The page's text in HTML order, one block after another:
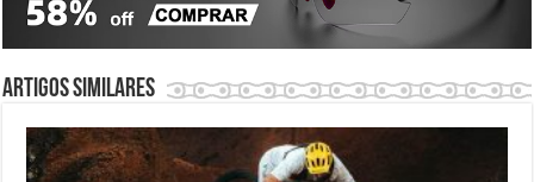
Artigos similares